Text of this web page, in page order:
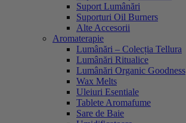
Suport Lumânări
Suporturi Oil Burners
Alte Accesorii
Aromaterapie
Lumânări – Colecția Tellura
Lumânări Ritualice
Lumânări Organic Goodness
Wax Melts
Uleiuri Esentiale
Tablete Aromafume
Sare de Baie